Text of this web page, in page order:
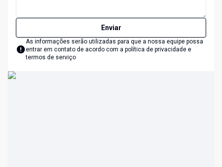
Enviar
As informações serão utilizadas para que a nossa equipe possa
entrar em contato de acordo com a política de privacidade e
termos de serviço